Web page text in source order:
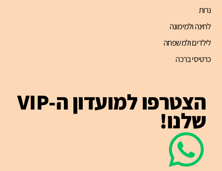
נרות
לחינה ולמימונה
לילדים ולמשפחה
כרטיסי ברכה
הצטרפו למועדון ה-VIP
שלנו!